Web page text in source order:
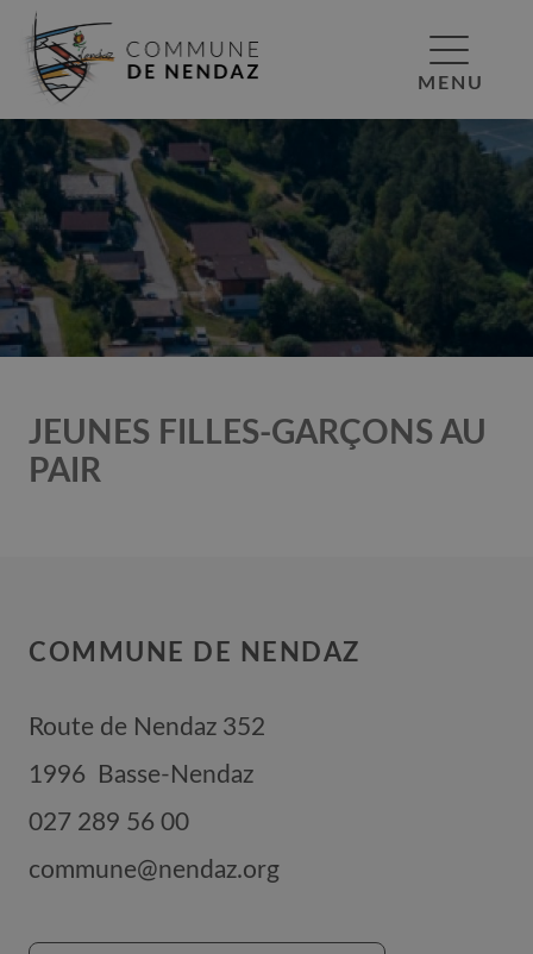
MENU
JEUNES FILLES-GARÇONS AU
PAIR
COMMUNE DE NENDAZ
Route de Nendaz 352
1996
Basse-Nendaz
027 289 56 00
commune@nendaz.org